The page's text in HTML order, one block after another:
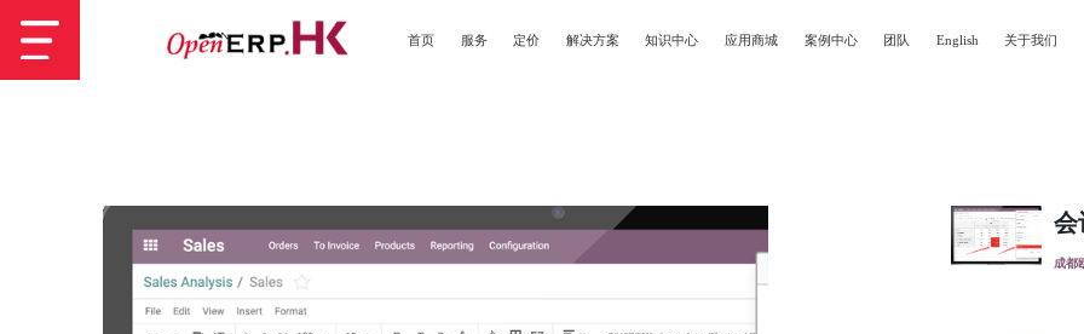
首页 服务 定价 解决方案 知识中心 应用商城 案例中心 团队 English 关于我们
会
成都